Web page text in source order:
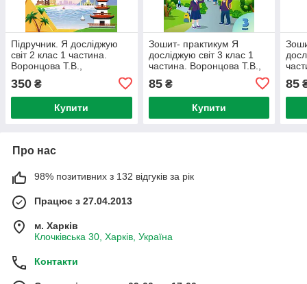
Підручник. Я досліджую
світ 2 клас 1 частина.
Воронцова Т.В.,
Пономаренко В.С., та ін.
350 ₴
Купити
Зошит- практикум Я
досліджую світ 3 клас 1
частина. Воронцова Т.В.,
Пономаренко В.С., Хомич
О.Л. та ін.
85₴
Купити
85
Про нас
98% позитивних з 132 відгуків за рік
Працює з 27.04.2013
м. Харків
Клочківська 30, Харків, Україна
Контакти